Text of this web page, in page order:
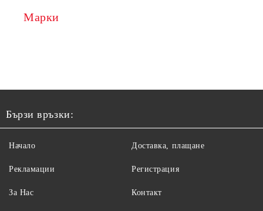
Марки
Бързи връзки:
Начало
Рекламации
За Нас
Доставка, плащане
Регистрация
Контакт